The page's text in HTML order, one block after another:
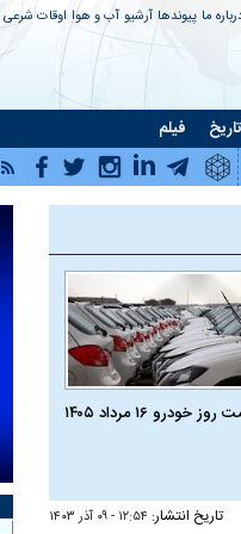
ما پیوندها آرشیو آب و هوا اوقات شرعی
تاریخ فیلم
خودرو ۱۶ مرداد ۱۴۰۵
تاریخ انتشار: ۱۲:۵۴ - ۰۹ آذر ۱۴۰۳